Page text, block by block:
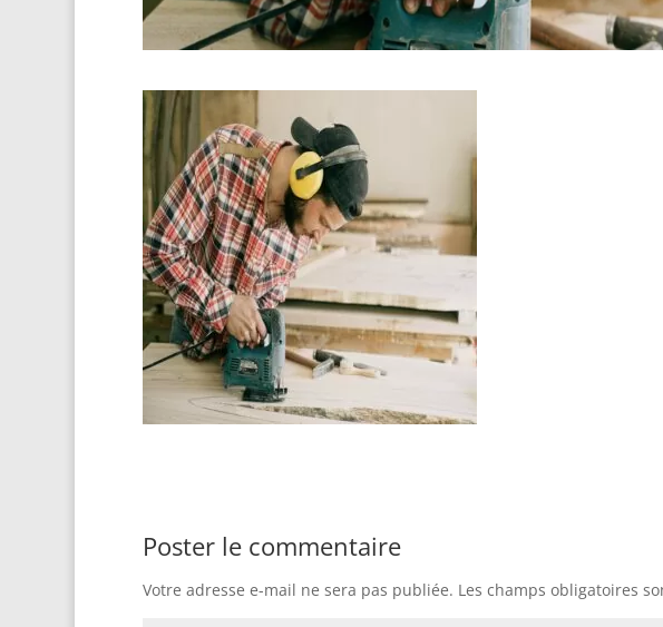
Poster le commentaire
Votre adresse e-mail ne sera pas publiée. Les champs obligatoires